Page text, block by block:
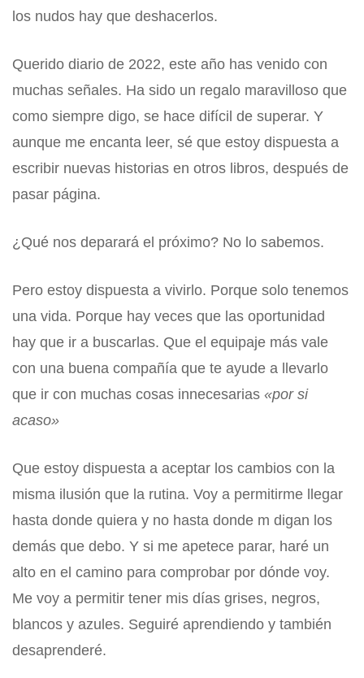
los nudos hay que deshacerlos.
Querido diario de 2022, este año has venido con
muchas señales. Ha sido un regalo maravilloso que
como siempre digo, se hace difícil de superar. Y
aunque me encanta leer, sé que estoy dispuesta a
escribir nuevas historias en otros libros, después de
pasar página.
¿Qué nos deparará el próximo? No lo sabemos.
Pero estoy dispuesta a vivirlo. Porque solo tenemos
una vida. Porque hay veces que las oportunidad
hay que ir a buscarlas. Que el equipaje más vale
con una buena compañía que te ayude a llevarlo
que ir con muchas cosas innecesarias «por si
acaso»
Que estoy dispuesta a aceptar los cambios con la
misma ilusión que la rutina. Voy a permitirme llegar
hasta donde quiera y no hasta donde m digan los
demás que debo. Y si me apetece parar, haré un
alto en el camino para comprobar por dónde voy.
Me voy a permitir tener mis días grises, negros,
blancos y azules. Seguiré aprendiendo y también
desaprenderé.